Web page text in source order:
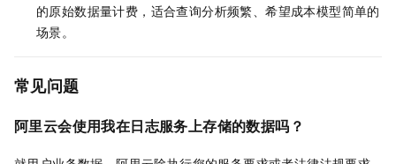
的原始数据量计费，适合查询分析频繁、希望成本模型简单的
场景。
常见问题
阿里云会使用我在日志服务上存储的数据吗？